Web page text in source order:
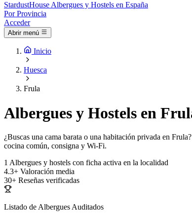
StardustHouse Albergues y Hostels en España
Por Provincia
Acceder
Abrir menú
Inicio
Huesca
Frula
Albergues y Hostels en
¿Buscas una cama barata o una habitación privada en
cocina común, consigna y Wi-Fi.
1 Albergues y hostels con ficha activa en la localidad
4.3+ Valoración media
30+ Reseñas verificadas
Listado de Albergues Auditados